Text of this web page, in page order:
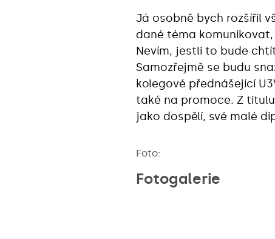
Já osobně bych rozšířil
dané téma
Nevím, jestli to bude
Samozřejmě se budu
kolegové přednášející
také na promoce. Z
jako dospělí, své malé
Foto:
Fotogalerie